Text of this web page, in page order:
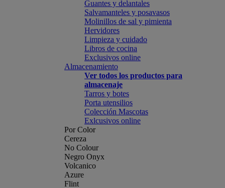
Guantes y delantales
Salvamanteles y posavasos
Molinillos de sal y pimienta
Hervidores
Limpieza y cuidado
Libros de cocina
Exclusivos online
Almacenamiento
Ver todos los productos para
almacenaje
Tarros y botes
Porta utensilios
Colección Mascotas
Exlcusivos online
Por Color
Cereza
No Colour
Negro Onyx
Volcanico
Azure
Flint